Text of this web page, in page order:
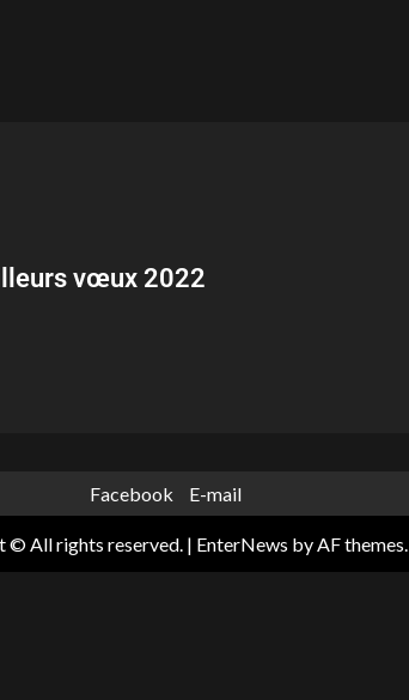
vœux 2022
Facebook E-mail
© All rights reserved. | EnterNews by AF themes.